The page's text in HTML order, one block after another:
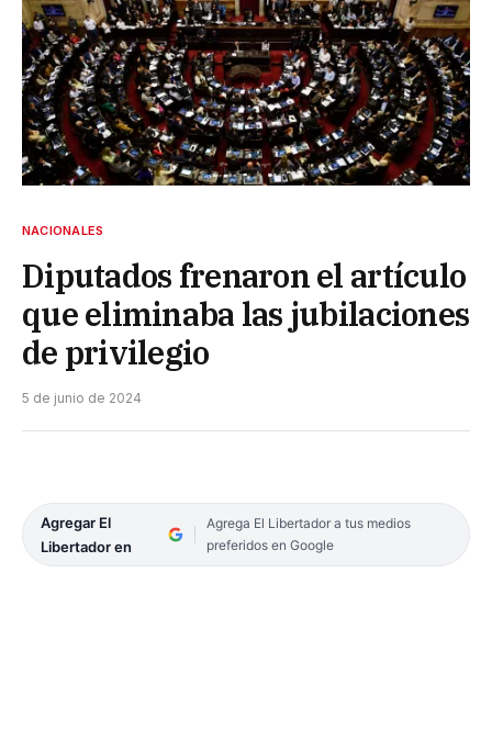
NACIONALES
Diputados frenaron el artículo
que eliminaba las jubilaciones
de privilegio
5 de junio de 2024
Agregar El
Libertador en
Agrega El Libertador a tus medios
preferidos en Google